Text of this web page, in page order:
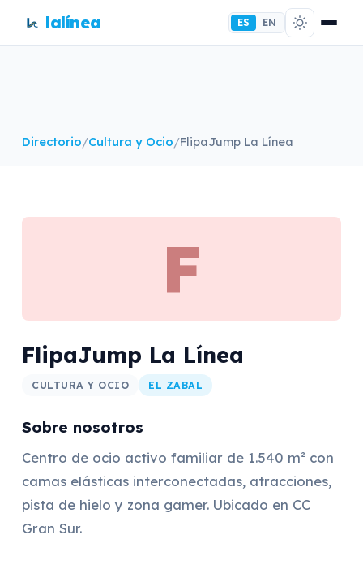
lalínea ES EN
Directorio/Cultura y Ocio/FlipaJump La Línea
F
FlipaJump La Línea
CULTURA Y OCIO EL ZABAL
Sobre nosotros
Centro de ocio activo familiar de 1.540 m² con
camas elásticas interconectadas, atracciones,
pista de hielo y zona gamer. Ubicado en CC
Gran Sur.